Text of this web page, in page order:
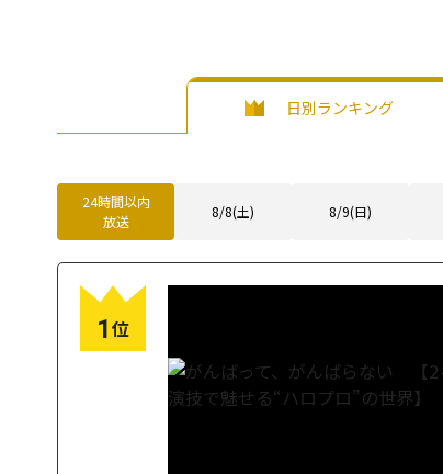
日別ランキング
24時間以内
放送
8/8(土) 8/9(日)
1位